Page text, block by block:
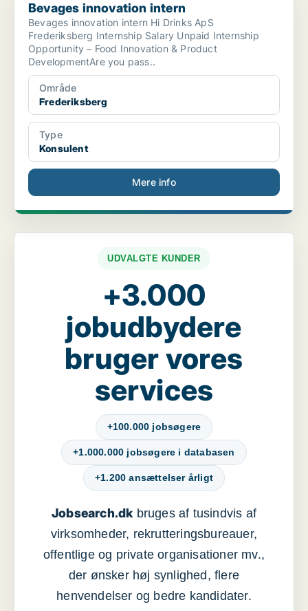
Bevages innovation intern
Bevages innovation intern Hi Drinks ApS
Frederiksberg Internship Salary Unpaid Internship
Opportunity – Food Innovation & Product
DevelopmentAre you pass..
Område
Frederiksberg
Type
Konsulent
Mere info
UDVALGTE KUNDER
+3.000
jobudbydere
bruger vores
services
+100.000 jobsøgere
+1.000.000 jobsøgere i databasen
+1.200 ansættelser årligt
Jobsearch.dkbruges af tusindvis af
virksomheder, rekrutteringsbureauer,
offentlige og private organisationer mv.,
der ønsker høj synlighed, flere
henvendelser og bedre kandidater.